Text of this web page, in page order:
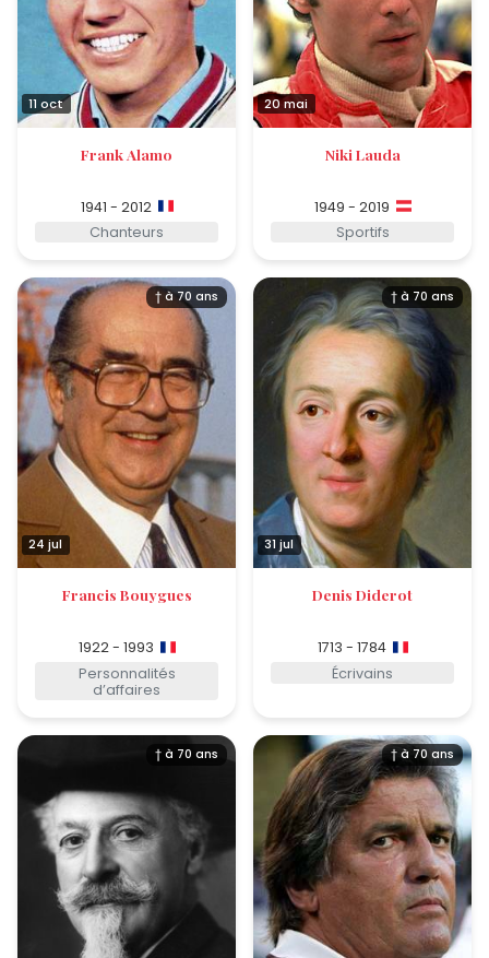
11 oct
Frank Alamo
1941 - 2012
Chanteurs
20 mai
Niki Lauda
1949 - 2019
Sportifs
† à 70 ans
24 jul
Francis Bouygues
1922 - 1993
Personnalités
d’affaires
† à 70 ans
31 jul
Denis Diderot
1713 - 1784
Écrivains
† à 70 ans † à 70 ans